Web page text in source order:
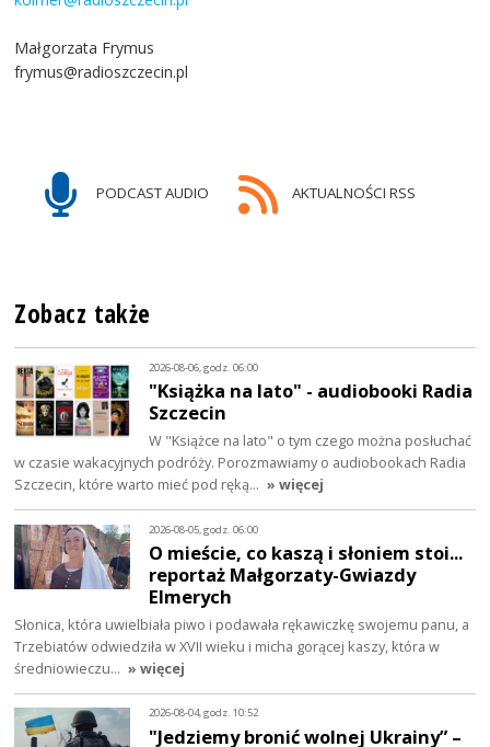
Małgorzata Frymus
frymus@radioszczecin.pl
PODCAST AUDIO AKTUALNOŚCI RSS
Zobacz także
2026-08-06, godz. 06:00
"Książka na lato" - audiobooki Radia
Szczecin
W "Książce na lato" o tym czego można posłuchać
w czasie wakacyjnych podróży. Porozmawiamy o audiobookach Radia
Szczecin, które warto mieć pod ręką… » więcej
2026-08-05, godz. 06:00
O mieście, co kaszą i słoniem stoi...
reportaż Małgorzaty-Gwiazdy
Elmerych
Słonica, która uwielbiała piwo i podawała rękawiczkę swojemu panu, a
Trzebiatów odwiedziła w XVII wieku i micha gorącej kaszy, która w
średniowieczu… » więcej
2026-08-04, godz. 10:52
"Jedziemy bronić wolnej Ukrainy” –